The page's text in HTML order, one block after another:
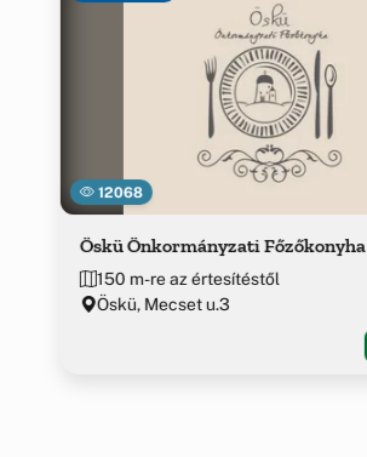
12068
Öskü Önkormányzati Főzőkonyha
150 m-re az értesítéstől
Öskü, Mecset u.3